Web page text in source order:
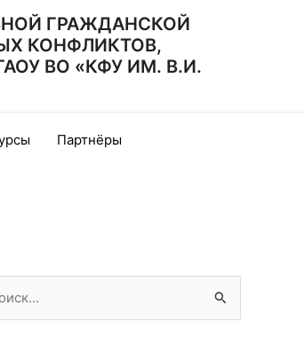
ГРАЖДАНСКОЙ
КОНФЛИКТОВ,
ВО «КФУ ИМ. В.И.
Партнёры